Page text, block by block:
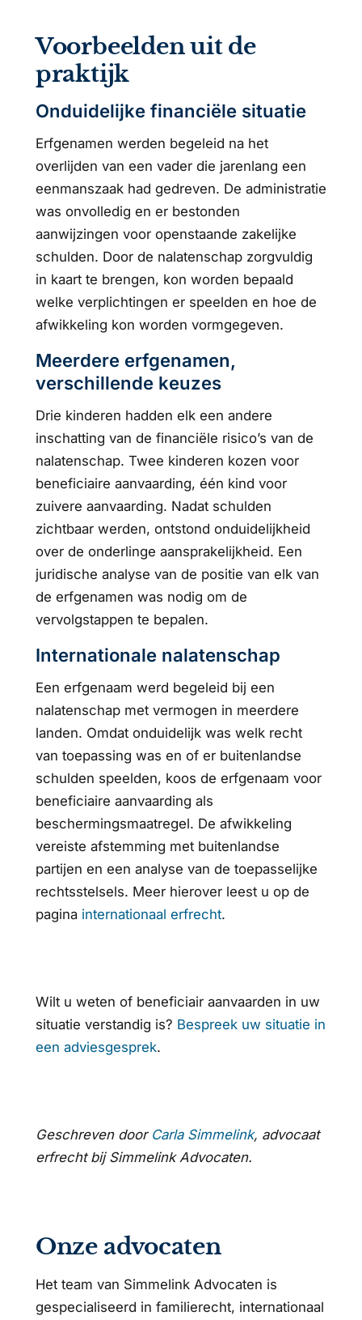
Voorbeelden uit de
praktijk
Onduidelijke financiële situatie
Erfgenamen werden begeleid na het
overlijden van een vader die jarenlang een
eenmanszaak had gedreven. De administratie
was onvolledig en er bestonden
aanwijzingen voor openstaande zakelijke
schulden. Door de nalatenschap zorgvuldig
in kaart te brengen, kon worden bepaald
welke verplichtingen er speelden en hoe de
afwikkeling kon worden vormgegeven.
Meerdere erfgenamen,
verschillende keuzes
Drie kinderen hadden elk een andere
inschatting van de financiële risico’s van de
nalatenschap. Twee kinderen kozen voor
beneficiaire aanvaarding, één kind voor
zuivere aanvaarding. Nadat schulden
zichtbaar werden, ontstond onduidelijkheid
over de onderlinge aansprakelijkheid. Een
juridische analyse van de positie van elk van
de erfgenamen was nodig om de
vervolgstappen te bepalen.
Internationale nalatenschap
Een erfgenaam werd begeleid bij een
nalatenschap met vermogen in meerdere
landen. Omdat onduidelijk was welk recht
van toepassing was en of er buitenlandse
schulden speelden, koos de erfgenaam voor
beneficiaire aanvaarding als
beschermingsmaatregel. De afwikkeling
vereiste afstemming met buitenlandse
partijen en een analyse van de toepasselijke
rechtsstelsels. Meer hierover leest u op de
pagina internationaal erfrecht.
Wilt u weten of beneficiair aanvaarden in uw
situatie verstandig is? Bespreek uw situatie in
een adviesgesprek.
Geschreven door Carla Simmelink, advocaat
erfrecht bij Simmelink Advocaten.
Onze advocaten
Het team van Simmelink Advocaten is
gespecialiseerd in familierecht, internationaal